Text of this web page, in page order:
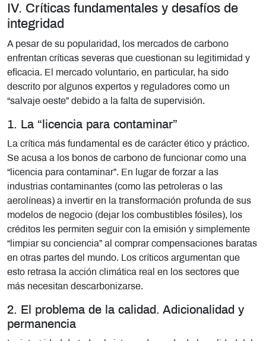
IV. Críticas fundamentales y desafíos de
integridad
A pesar de su popularidad, los mercados de carbono
enfrentan críticas severas que cuestionan su legitimidad y
eficacia. El mercado voluntario, en particular, ha sido
descrito por algunos expertos y reguladores como un
“salvaje oeste” debido a la falta de supervisión.
1. La “licencia para contaminar”
La crítica más fundamental es de carácter ético y práctico.
Se acusa a los bonos de carbono de funcionar como una
“licencia para contaminar”. En lugar de forzar a las
industrias contaminantes (como las petroleras o las
aerolíneas) a invertir en la transformación profunda de sus
modelos de negocio (dejar los combustibles fósiles), los
créditos les permiten seguir con la emisión y simplemente
“limpiar su conciencia” al comprar compensaciones baratas
en otras partes del mundo. Los críticos argumentan que
esto retrasa la acción climática real en los sectores que
más necesitan descarbonizarse.
2. El problema de la calidad. Adicionalidad y
permanencia